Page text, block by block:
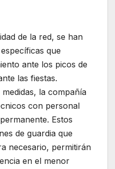
de la red, se han
que
ante los picos de
las fiestas.
la compañía
con personal
Estos
de guardia que
necesario, permitirán
en el menor